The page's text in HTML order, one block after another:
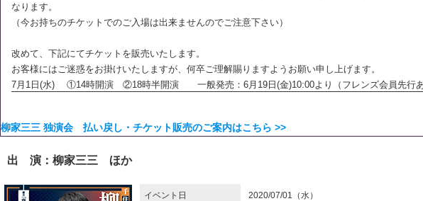
なります。
（今お持ちのチケットでのご入場は出来ませんのでご注意下さい）
改めて、下記にてチケットを販売いたします。
お客様にはご迷惑をお掛けいたしますが、何卒ご理解賜りますようお願い申し上げます。
7月1日(水) ①14時開演 ②18時半開演 一般発売：6月19日(金)10:00より（フレンズ会員先行あ
柳家三三 独演会 払い戻し・チケット販売のご案内はこちら >>
出 演：柳家三三 ほか
イベント日 2020/07/01（水）